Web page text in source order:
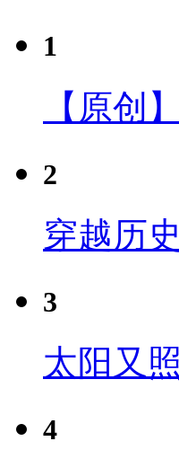
1
【原创
2
穿越历
3
太阳又
4